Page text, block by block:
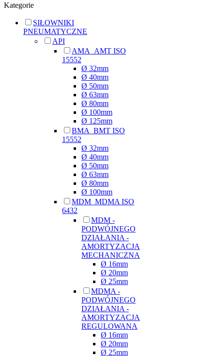
Kategorie
SIŁOWNIKI
PNEUMATYCZNE
API
AMA_AMT ISO
15552
Ø 32mm
Ø 40mm
Ø 50mm
Ø 63mm
Ø 80mm
Ø 100mm
Ø 125mm
BMA_BMT ISO
15552
Ø 32mm
Ø 40mm
Ø 50mm
Ø 63mm
Ø 80mm
Ø 100mm
MDM_MDMA ISO
6432
MDM -
PODWÓJNEGO
DZIAŁANIA -
AMORTYZACJA
MECHANICZNA
Ø 16mm
Ø 20mm
Ø 25mm
MDMA -
PODWÓJNEGO
DZIAŁANIA -
AMORTYZACJA
REGULOWANA
Ø 16mm
Ø 20mm
Ø 25mm